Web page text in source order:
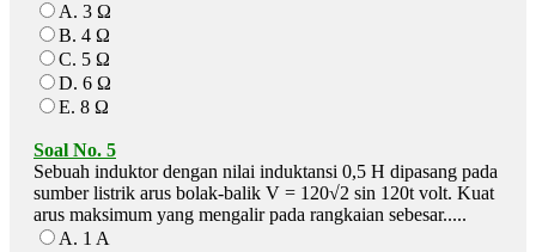
A. 3 Ω
B. 4 Ω
C. 5 Ω
D. 6 Ω
E. 8 Ω
Soal No. 5
Sebuah induktor dengan nilai induktansi 0,5 H dipasang pada
sumber listrik arus bolak-balik V = 120√2 sin 120t volt. Kuat
arus maksimum yang mengalir pada rangkaian sebesar.....
A. 1 A